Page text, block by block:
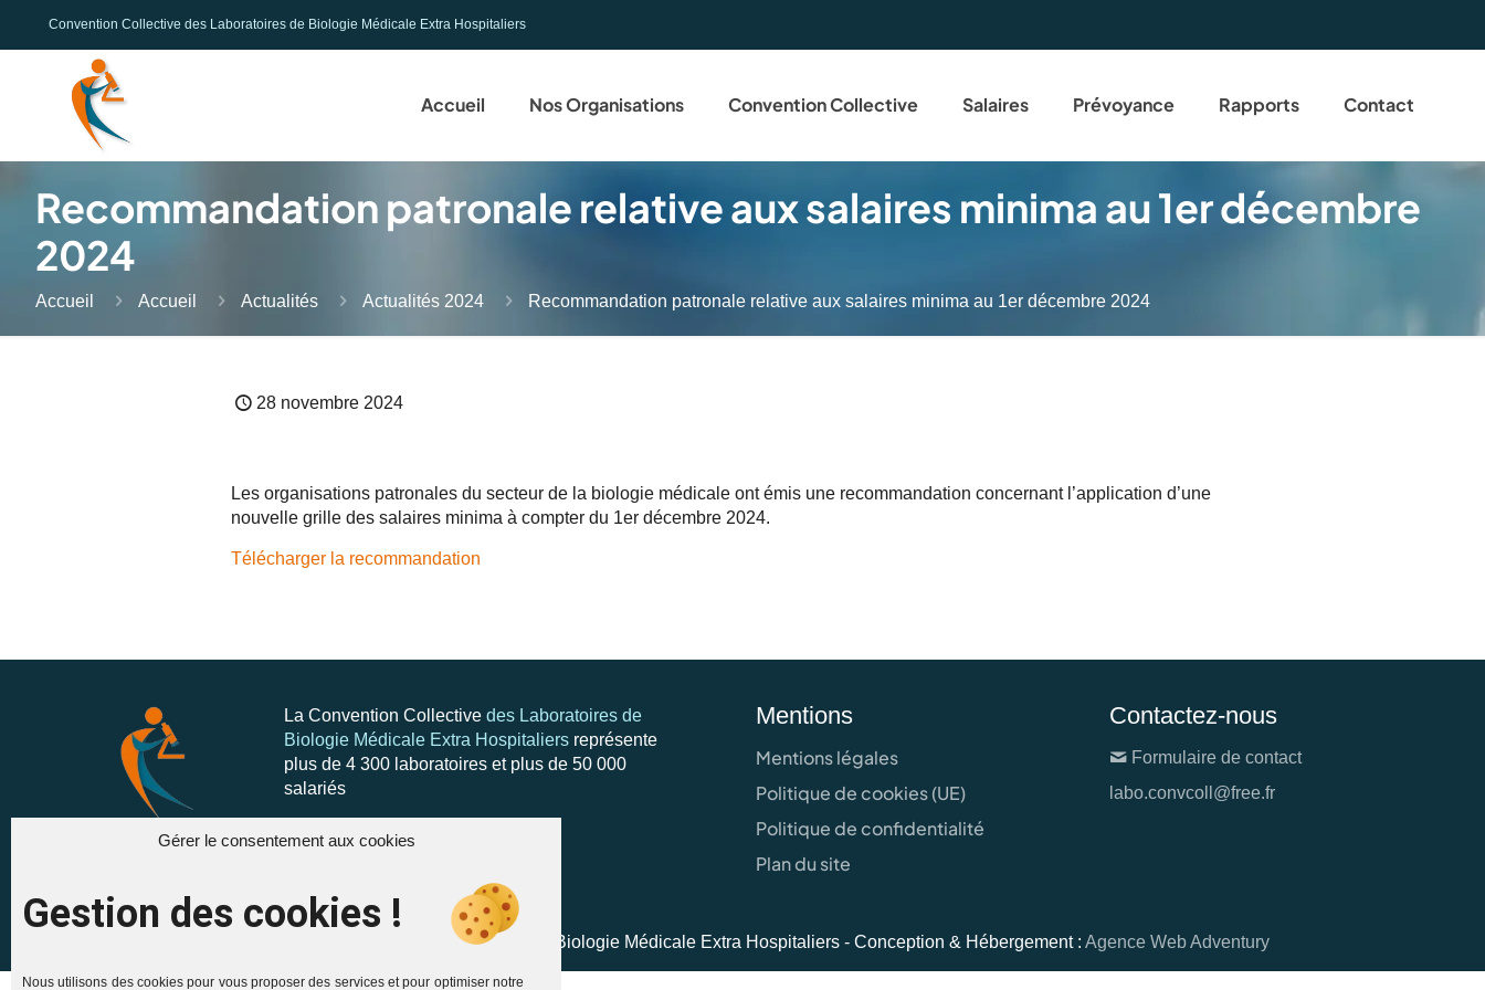
Gérer le consentement aux cookies
Gestion des cookies !
Nous utilisons des cookies pour vous proposer des services et pour optimiser notre
Convention Collective des Laboratoires de Biologie Médicale Extra Hospitaliers
Accueil Nos Organisations Convention Collective Salaires Prévoyance Rapports Contact
Recommandation patronale relative aux salaires minima au 1er décembre
2024
Accueil Accueil Actualités Actualités 2024 Recommandation patronale relative aux salaires minima au 1er décembre 2024
28 novembre 2024
Les organisations patronales du secteur de la biologie médicale ont émis une recommandation concernant l’application d’une
nouvelle grille des salaires minima à compter du 1er décembre 2024.
Télécharger la recommandation
La Convention Collectivedes Laboratoires de
Biologie Médicale Extra Hospitaliers représente
plus de 4 300 laboratoires et plus de 50 000
salariés
Mentions
Mentions légales
Politique de cookies (UE)
Politique de confidentialité
Plan du site
Contactez-nous
Formulaire de contact
labo.convcoll@free.fr
Convention Collective des Laboratoires de Biologie Médicale Extra Hospitaliers - Conception & Hébergement : Agence Web Adventury